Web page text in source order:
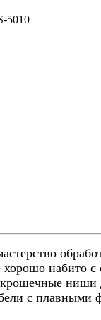
5010
хорошо набито
ниши
с плавными